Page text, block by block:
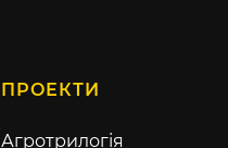
ПРОЕКТИ
Агротрилогія